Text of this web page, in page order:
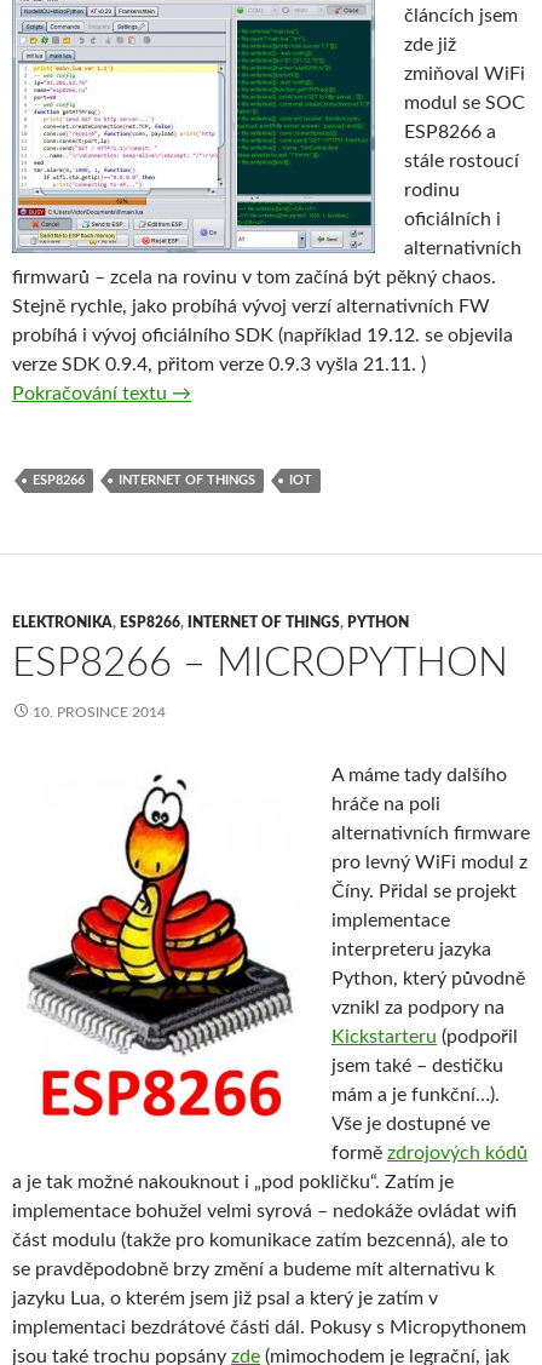
článcích jsem
zde již
zmiňoval WiFi
modul se SOC
ESP8266 a
stále rostoucí
rodinu
oficiálních i
alternativních
firmwarů – zcela na rovinu v tom začíná být pěkný chaos.
Stejně rychle, jako probíhá vývoj verzí alternativních FW
probíhá i vývoj oficiálního SDK (například 19.12. se objevila
verze SDK 0.9.4, přitom verze 0.9.3 vyšla 21.11. )
Pokračování textu ESPlorer – blíží se (konečně) nový pán
→
ESP8266 INTERNET OF THINGS IOT
ELEKTRONIKA, ESP8266, INTERNET OF THINGS, PYTHON
ESP8266 – MICROPYTHON
10. PROSINCE 2014
A máme tady dalšího
hráče na poli
alternativních firmware
pro levný WiFi modul z
Číny. Přidal se projekt
implementace
interpreteru jazyka
Python, který původně
vznikl za podpory na
Kickstarteru (podpořil
jsem také – destičku
mám a je funkční…).
Vše je dostupné ve
formě zdrojových kódů
a je tak možné nakouknout i „pod pokličku“. Zatím je
implementace bohužel velmi syrová – nedokáže ovládat wifi
část modulu (takže pro komunikace zatím bezcenná), ale to
se pravděpodobně brzy změní a budeme mít alternativu k
jazyku Lua, o kterém jsem již psal a který je zatím v
implementaci bezdrátové části dál. Pokusy s Micropythonem
jsou také trochu popsány zde (mimochodem je legrační, jak